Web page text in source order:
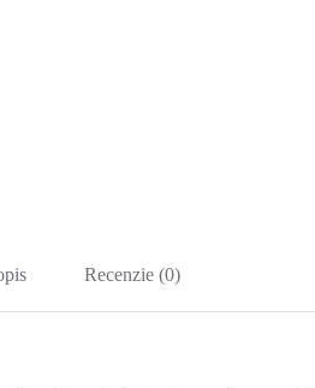
Recenzie (0)